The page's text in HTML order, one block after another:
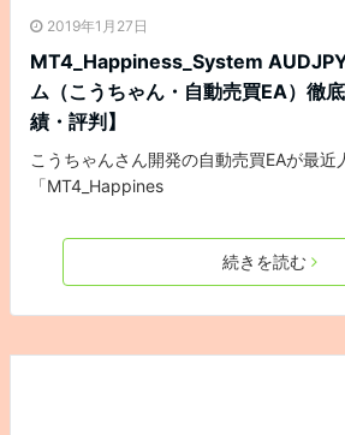
2019年1月27日
MT4_Happiness_System
ム（こうちゃん・自動売買EA）徹
績・評判】
こうちゃんさん開発の自動売買EAが最近
「MT4_Happines
続きを読む